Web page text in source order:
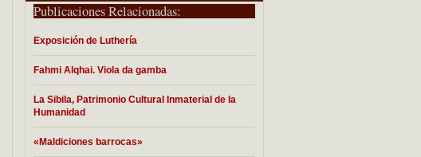
Publicaciones Relacionadas:
Exposición de Luthería
Fahmi Alqhai. Viola da gamba
La Sibila, Patrimonio Cultural Inmaterial de la
Humanidad
«Maldiciones barrocas»